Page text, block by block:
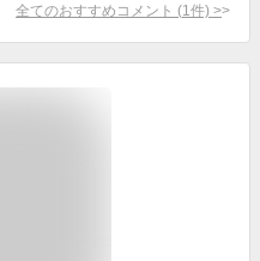
全てのおすすめコメント (1 件) >